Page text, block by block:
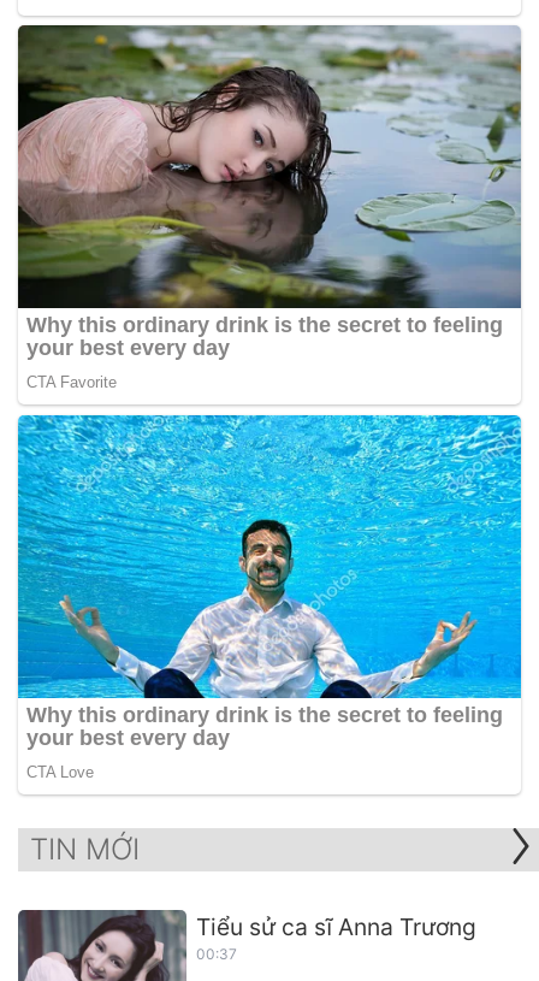
TIN MỚI
Tiểu sử ca sĩ Anna Trương
00:37